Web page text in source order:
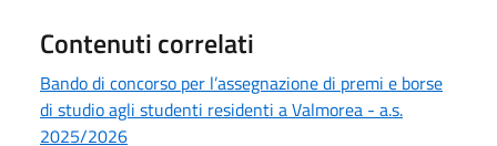
Contenuti correlati
Bando di concorso per l’assegnazione di premi e borse
di studio agli studenti residenti a Valmorea - a.s.
2025/2026